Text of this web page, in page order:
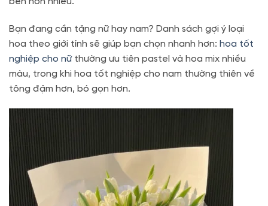
Bạn đang cần tặng nữ hay nam? Danh sách gợi ý loại
hoa theo giới tính sẽ giúp bạn chọn nhanh hơn: hoa tốt
nghiệp cho nữthường ưu tiên pastel và hoa mix nhiều
màu, trong khi hoa tốt nghiệp cho nam thường thiên về
tông đậm hơn, bó gọn hơn.